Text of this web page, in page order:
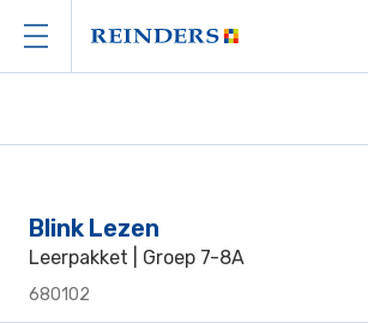
Blink Lezen
Leerpakket | Groep 7-8A
680102